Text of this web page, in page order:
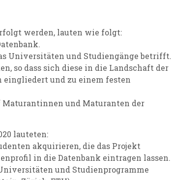
werden, lauten wie folgt:
Universitäten und Studiengänge betrifft.
so dass sich diese in die Landschaft der
und zu einem festen
Maturantinnen und Maturanten der
lauteten:
akquirieren, die das Projekt
in die Datenbank eintragen lassen.
und Studienprogramme